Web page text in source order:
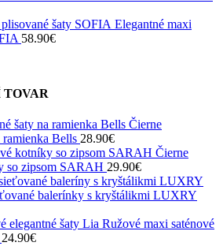
Elegantné maxi
58.90€
TOVAR
Čierne
ramienka Bells 28.90€
Čierne
so zipsom SARAH 29.90€
balerínky s kryštálikmi LUXRY
Ružové maxi saténové
24.90€